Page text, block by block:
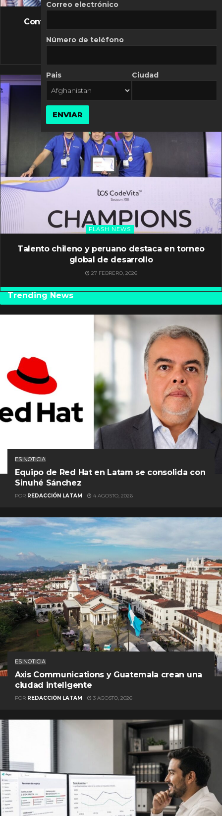
FLASH NEWS
Controversia de Mercado Libre por costos
10 MARZO, 2026
FLASH NEWS
Talento chileno y peruano destaca en torneo
global de desarrollo
27 FEBRERO, 2026
Trending News
ES NOTICIA
Equipo de Red Hat en Latam se consolida con
Sinuhé Sánchez
POR REDACCIÓN LATAM 4 AGOSTO, 2026
ES NOTICIA
Axis Communications y Guatemala crean una
ciudad inteligente
POR REDACCIÓN LATAM 3 AGOSTO, 2026
Correo electrónico
Número de teléfono
Pais Ciudad
ENVIAR